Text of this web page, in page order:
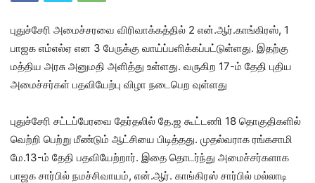
புதுச்சேரி அமைச்சரவை விரிவாக்கத்தில் 2 என்.ஆர்.காங்கிரஸ், 1
பாஜக எம்எல்ஏ என 3 பேருக்கு வாய்ப்பளிக்கப்பட்டுள்ளது. இதற்கு
மத்திய அரசு அனுமதி‌ அளித்து உள்ளது. வருகிற 17-ம் தேதி புதிய
அமைச்சர்கள் பதவியேற்பு விழா நடைபெற வுள்ளது
புதுச்சேரி சட்டப்பேரவை தேர்தலில் தே.ஜ கூட்டணி 18 தொகுதிகளில்
வெற்றி பெற்று மீண்டும் ஆட்சியை பிடித்தது. முதல்வராக ரங்கசாமி
மே.13-ம் தேதி பதவியேற்றார். இதை தொடர்ந்து அமைச்சர்களாக
பாஜக சார்பில் நமச்சிவாயம், என்.ஆர். காங்கிரஸ் சார்பில் மல்லாடி